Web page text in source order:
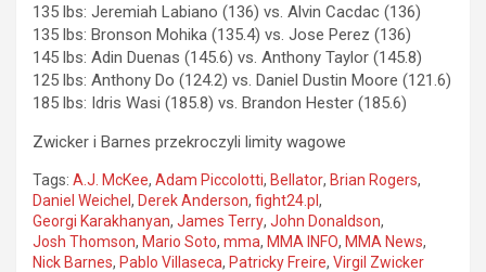
135 lbs: Jeremiah Labiano (136) vs. Alvin Cacdac (136)
135 lbs: Bronson Mohika (135.4) vs. Jose Perez (136)
145 lbs: Adin Duenas (145.6) vs. Anthony Taylor (145.8)
125 lbs: Anthony Do (124.2) vs. Daniel Dustin Moore (121.6)
185 lbs: Idris Wasi (185.8) vs. Brandon Hester (185.6)
Zwicker i Barnes przekroczyli limity wagowe
Tags: A.J. McKee, Adam Piccolotti, Bellator, Brian Rogers,
Daniel Weichel , Derek Anderson, fight24.pl ,
Georgi Karakhanyan, James Terry, John Donaldson,
Josh Thomson, Mario Soto, mma, MMA INFO, MMA News,
Nick Barnes, Pablo Villaseca, Patricky Freire, Virgil Zwicker